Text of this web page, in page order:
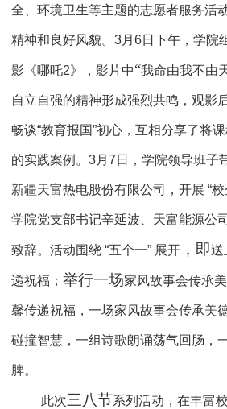
全、环境卫生等主题的志愿者服务活
精神和良好风貌。3月6日下午，学院
影《哪吒2》，影片中“我命由我不由
自立自强的精神形成强烈共鸣，观影
畅谈“教育报国”初心，互相分享了将
的实践案例。3月7 日，学院领导班子
新疆天富热电股份有限公司，开展“校
学院党支部书记辛延波、天富能源公
致辞。活动围绕“五个一” 展开 ，即送
递祝福；举行一场家风故事会传承
馨传递祝福，一场家风故事会传承美
碰撞智慧，一组诗歌朗诵荡气回肠，
脾。
此次三八节系列活动，在丰富